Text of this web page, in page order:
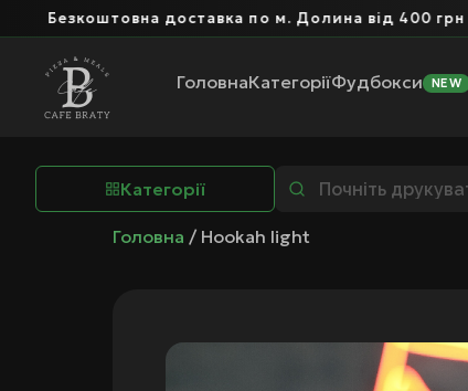
Безкоштовна доставка по м. Долина від 400 грн
ГоловнаКатегоріїФудбокси NEW
Категорії
Головна / Hookah light